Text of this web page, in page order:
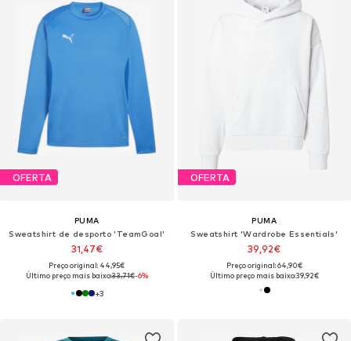
OFERTA
PUMA
Sweatshirt de desporto 'TeamGoal'
31,47€
Preço original: 44,95€
Último preço mais baixo:33,71€-6%
+3
OFERTA
PUMA
Sweatshirt 'Wardrobe Essentials'
39,92€
Preço original: 64,90€
Último preço mais baixo:39,92€